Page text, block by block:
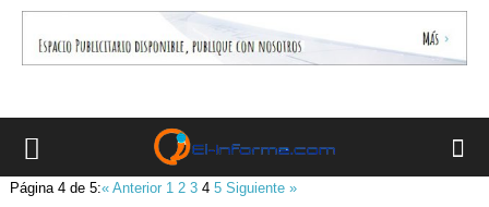
Página 4 de 5:« Anterior 1 2 3 45 Siguiente »